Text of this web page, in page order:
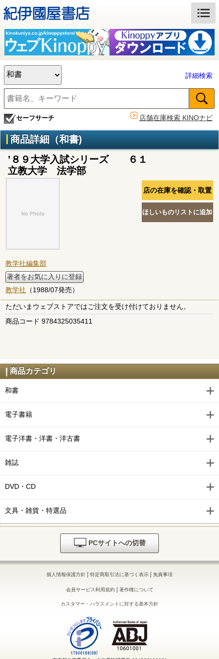
詳細検索
セーフサーチ 店舗在庫検索 KINOナビ
商品詳細（和書)
’８９大学入試シリーズ ６１
立教大学 法学部
教学社編集部
著者をお気に入りに登録
教学社 （1988/07発売）
ただいまウェブストアではご注文を受け付けておりません。
商品コード 9784325035411
商品カテゴリ
和書
電子書籍
電子洋書・洋書・洋古書
雑誌
DVD・CD
文具・雑貨・特選品
PCサイトへの切替
個人情報保護方針 | 特定商取引法に基づく表示 | 免責事項
会員サービス利用規約| 著作権について
カスタマー・ハラスメントに対する基本方針